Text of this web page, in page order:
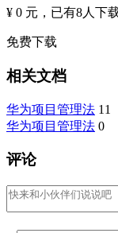
¥ 0 元 ，已有8人下
免费下载
相关文档
华为项目管理法 11
华为项目管理法 0
评论